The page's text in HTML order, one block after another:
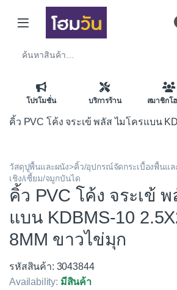
Skip to navigation
Skip to content
โปรโมชั่น บริการร้าน สมาชิกโ
คิ้ว PVC โค้ง จระเข้ พลัส ไมโครแบน
วัสดุปูพื้นและผนัง>คิ้ว/อุปกรณ์จัดกระเบื้องพื้นแ
เชิง/เซี้ยม/จมูกบันได
คิ้ว PVC โค้ง จระเข้
แบน KDBMS-10
8MM ขาวไข่มุก
รหัสสินค้า: 3043844
Availability: มีสินค้า